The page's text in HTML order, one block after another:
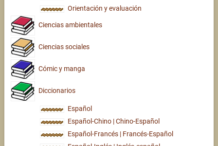
Orientación y evaluación
Ciencias ambientales
Ciencias sociales
Cómic y manga
Diccionarios
Español
Español-Chino | Chino-Español
Español-Francés | Francés-Español